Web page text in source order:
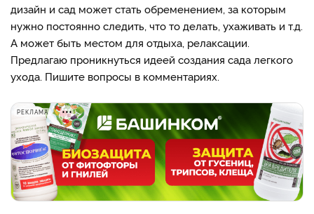
дизайн и сад может стать обременением, за которым
нужно постоянно следить, что то делать, ухаживать и т.д.
А может быть местом для отдыха, релаксации.
Предлагаю проникнуться идеей создания сада легкого
ухода. Пишите вопросы в комментариях.
РЕКЛАМА